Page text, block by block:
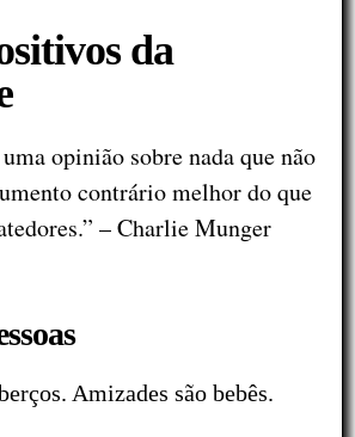
da
opinião sobre nada que não
contrário melhor do que
– Charlie Munger
Amizades são bebês.